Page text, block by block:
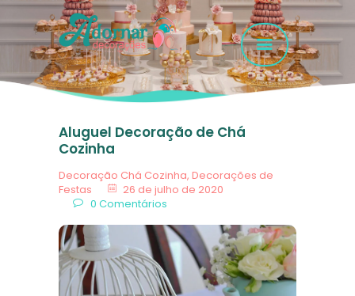
GALERIA FOTOS
SERVIÇOS
EMPRESA
FAQ
CONTATO
Aluguel Decoração de Chá
Cozinha
Decoração Chá Cozinha, Decorações de
Festas
26 de julho de 2020
0 Comentários